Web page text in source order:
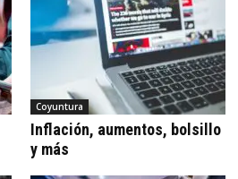
Coyuntura
Inflación, aumentos, bolsillo
y más